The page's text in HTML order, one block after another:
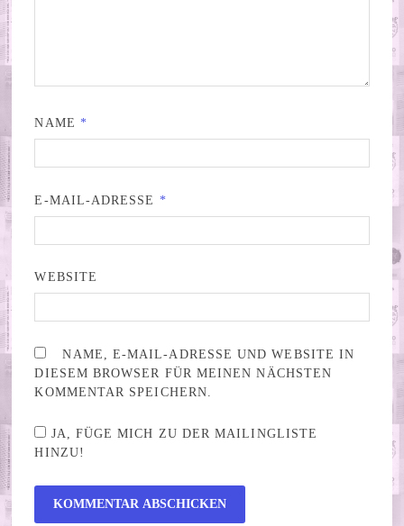
NAME *
E-MAIL-ADRESSE *
WEBSITE
NAME, E-MAIL-ADRESSE UND WEBSITE IN
DIESEM BROWSER FÜR MEINEN NÄCHSTEN
KOMMENTAR SPEICHERN.
JA, FÜGE MICH ZU DER MAILINGLISTE
HINZU!